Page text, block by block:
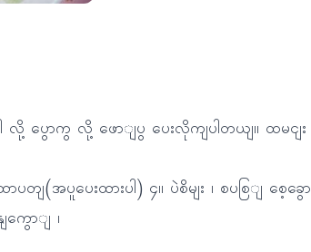
ပါ လို့ ပွောကွ လို့ ဖောျပွ ပေးလိုကျပါတယျ။ ထမငျး
တျ(အပူပေးထားပါ) ၄။ ပဲစိမျး ၊ စပစြျ စေ့ခွော
ကွောျ ၊